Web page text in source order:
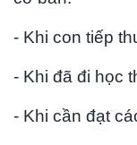
- Khi con tiếp
- Khi đã đi học
- Khi cần đạt